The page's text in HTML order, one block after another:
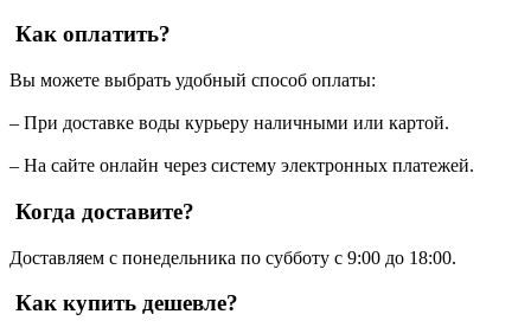
Как оплатить?
Вы можете выбрать удобный способ оплаты:
– При доставке воды курьеру наличными или картой.
– На сайте онлайн через систему электронных платежей.
Когда доставите?
Доставляем с понедельника по субботу с 9:00 до 18:00.
Как купить дешевле?